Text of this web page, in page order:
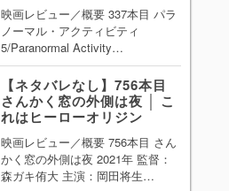
映画レビュー／概要 337本目 パラ
ノーマル・アクティビティ
5/Paranormal Activity…
【ネタバレなし】756本目
さんかく窓の外側は夜 │ こ
れはヒーローオリジン
映画レビュー／概要 756本目 さん
かく窓の外側は夜 2021年 監督：
森ガキ侑大 主演：岡田将生…